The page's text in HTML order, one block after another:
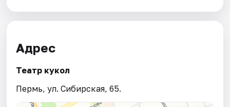
Адрес
Театр кукол
Пермь, ул. Сибирская, 65.